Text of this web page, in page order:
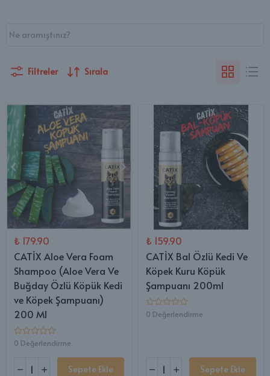
Filtreler Sırala
₺ 179.90
CATİX Aloe Vera Foam
Shampoo (Aloe Vera Ve
Buğday Özlü Köpük Kedi
ve Köpek Şampuanı)
200 Ml
0 Değerlendirme
Sepete Ekle
₺ 159.90
CATİX Bal Özlü Kedi Ve
Köpek Kuru Köpük
Şampuanı 200ml
0 Değerlendirme
Sepete Ekle